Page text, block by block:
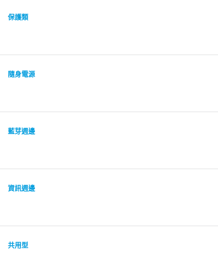
保護類
隨身電源
藍芽週邊
資訊週邊
共用型